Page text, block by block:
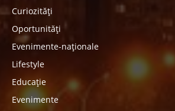
Curiozități
Oportunități
Evenimente-naționale
Lifestyle
Educație
Evenimente